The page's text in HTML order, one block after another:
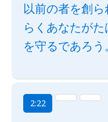
以前の者を創
らくあなたが
を守るであろう。
2:22